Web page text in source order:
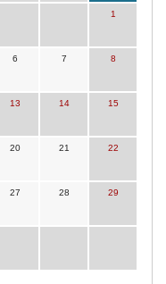
1
6 7 8
13 14 15
20 21 22
27 28 29